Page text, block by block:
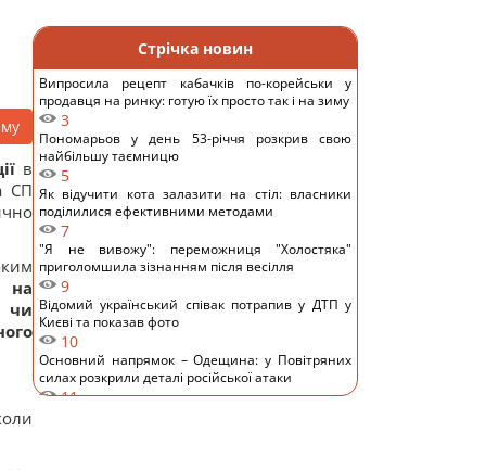
в
СП
на
чи
Стрічка новин
Випросила рецепт кабачків по-корейськи у
продавця на ринку: готую їх просто так і на зиму
3
Пономарьов у день 53-річчя розкрив свою
найбільшу таємницю
5
Як відучити кота залазити на стіл: власники
поділилися ефективними методами
7
"Я не вивожу": переможниця "Холостяка"
приголомшила зізнанням після весілля
9
Відомий український співак потрапив у ДТП у
Києві та показав фото
10
Основний напрямок – Одещина: у Повітряних
силах розкрили деталі російської атаки
11